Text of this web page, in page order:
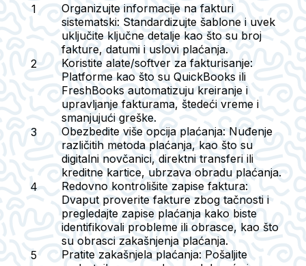
Organizujte informacije na fakturi
sistematski: Standardizujte šablone i uvek
uključite ključne detalje kao što su broj
fakture, datumi i uslovi plaćanja.
Koristite alate/softver za fakturisanje:
Platforme kao što su QuickBooks ili
FreshBooks automatizuju kreiranje i
upravljanje fakturama, štedeći vreme i
smanjujući greške.
Obezbedite više opcija plaćanja: Nuđenje
različitih metoda plaćanja, kao što su
digitalni novčanici, direktni transferi ili
kreditne kartice, ubrzava obradu plaćanja.
Redovno kontrolišite zapise faktura:
Dvaput proverite fakture zbog tačnosti i
pregledajte zapise plaćanja kako biste
identifikovali probleme ili obrasce, kao što
su obrasci zakašnjenja plaćanja.
Pratite zakašnjela plaćanja: Pošaljite